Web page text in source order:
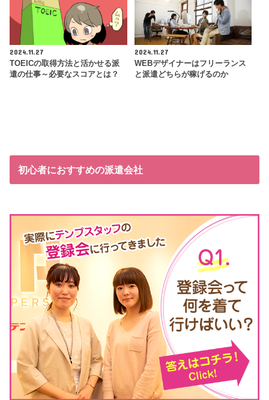
2024.11.27
TOEICの取得方法と活かせる派
遣の仕事～必要なスコアとは？
2024.11.27
WEBデザイナーはフリーランス
と派遣どちらが稼げるのか
初心者におすすめの派遣会社